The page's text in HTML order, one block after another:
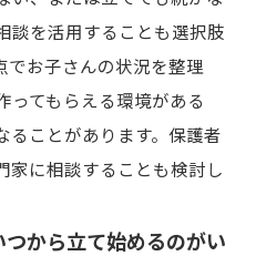
談を活用することも選択肢
でお子さんの状況を整理
ってもらえる環境がある
ることがあります。保護者
家に相談することも検討し
から立て始めるのがい